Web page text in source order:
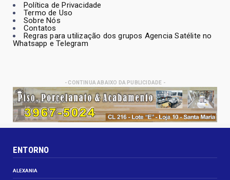
Política de Privacidade
Termo de Uso
Sobre Nós
Contatos
Regras para utilização dos grupos Agencia Satélite no
Whatsapp e Telegram
- CONTINUA ABAIXO DA PUBLICIDADE -
ENTORNO
ALEXANIA